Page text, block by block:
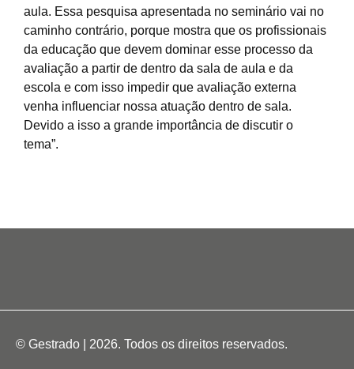
aula. Essa pesquisa apresentada no seminário vai no
caminho contrário, porque mostra que os profissionais
da educação que devem dominar esse processo da
avaliação a partir de dentro da sala de aula e da
escola e com isso impedir que avaliação externa
venha influenciar nossa atuação dentro de sala.
Devido a isso a grande importância de discutir o
tema”.
© Gestrado | 2026. Todos os direitos reservados.